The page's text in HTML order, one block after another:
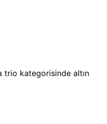
trio kategorisinde altın